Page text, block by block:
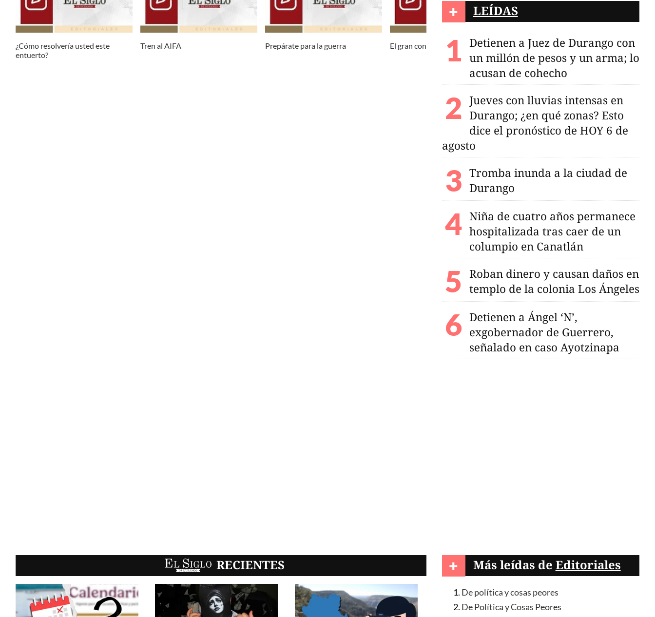
¿Cómo resolvería usted este
entuerto?
Tren al AIFA Prepárate para la guerra El gran constructor
+ LEÍDAS
Detienen a Juez de Durango con
un millón de pesos y un arma; lo
acusan de cohecho
Jueves con lluvias intensas en
Durango; ¿en qué zonas? Esto
dice el pronóstico de HOY 6 de
agosto
Tromba inunda a la ciudad de
Durango
Niña de cuatro años permanece
hospitalizada tras caer de un
columpio en Canatlán
Roban dinero y causan daños en
templo de la colonia Los Ángeles
Detienen a Ángel ‘N’,
exgobernador de Guerrero,
señalado en caso Ayotzinapa
EL SIGLO RECIENTES + Más leídas de Editoriales
De política y cosas peores
De Política y Cosas Peores